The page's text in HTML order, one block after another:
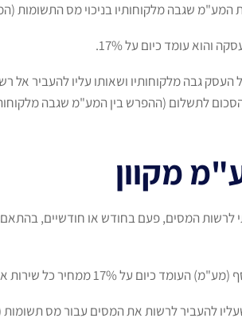
שגבה מלקוחותיו בניכוי מס התשומות
והוא עומד כיום על 17%.
גבה מלקוחותיו ושאותו עליו להעביר אל
לתשלום (ההפרש בין המע"מ שגבה
מקוון
המסים, פעם בחודש או חודשיים,
ממחיר כל שירות או מוצר שסיפק.
להעביר לרשות את המסים עבור מס תשומות